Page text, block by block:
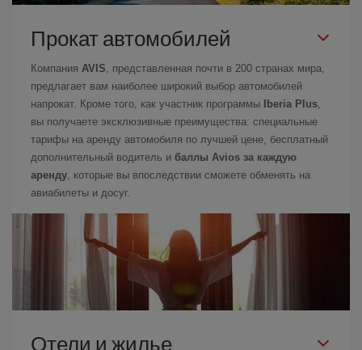
Прокат автомобилей
Компания AVIS, представленная почти в 200 странах мира,
предлагает вам наиболее широкий выбор автомобилей
напрокат. Кроме того, как участник программы
Iberia Plus,
вы получаете эксклюзивные преимущества: специальные
тарифы на аренду автомобиля по лучшей цене, бесплатный
дополнительный водитель и баллы Avios за каждую
аренду, которые вы впоследствии сможете обменять на
авиабилеты и досуг.
Отели и жилье